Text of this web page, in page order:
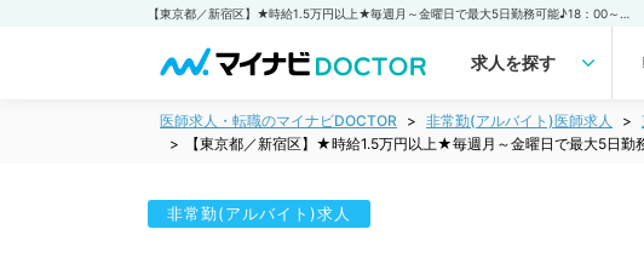
求人を探す
医師求人・転職のマイナビDOCTOR 非常勤(アルバイト)医師求人
【東京都／新宿区】★時給1.5万円以上★毎週月～金曜日で最大5日
非常勤(アルバイト)求人